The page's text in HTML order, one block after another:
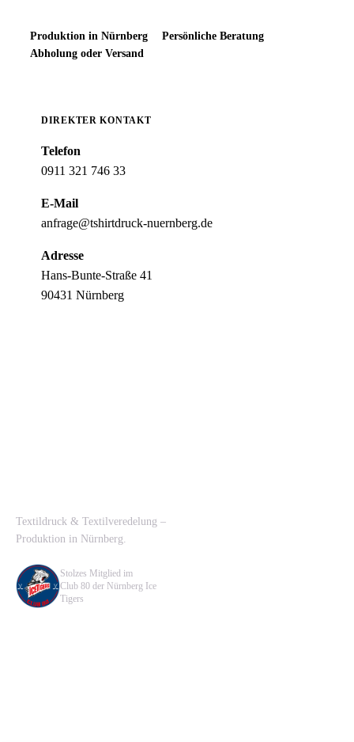
Produktion in Nürnberg
Persönliche Beratung
Abholung oder Versand
DIREKTER KONTAKT
Telefon
0911 321 746 33
E-Mail
anfrage@tshirtdruck-nuernberg.de
Adresse
Hans-Bunte-Straße 41
90431 Nürnberg
Textildruck & Textilveredelung –
Produktion in Nürnberg.
Stolzes Mitglied im
Club 80 der Nürnberg Ice
Tigers